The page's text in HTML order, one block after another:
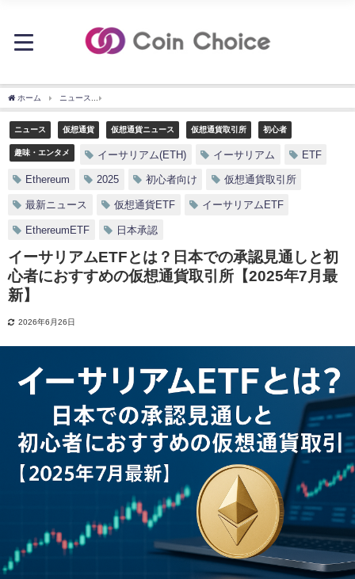
ホーム ニュース
ニュース 仮想通貨 仮想通貨ニュース 仮想通貨取引所 初心者
趣味・エンタメ イーサリアム(ETH) イーサリアム ETF
Ethereum 2025 初心者向け 仮想通貨取引所
最新ニュース 仮想通貨ETF イーサリアムETF
EthereumETF 日本承認
イーサリアムETFとは？日本での承認見通しと初
心者におすすめの仮想通貨取引所【2025年7月最
新】
2026年6月26日